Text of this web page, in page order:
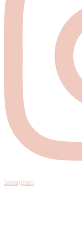
Instagram